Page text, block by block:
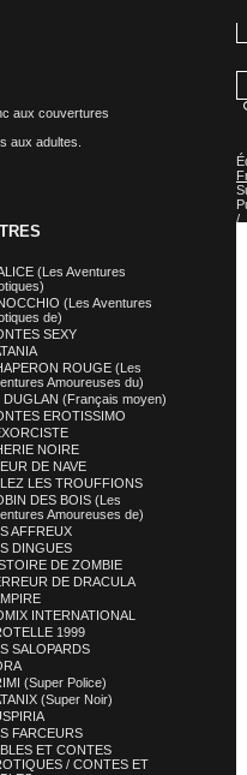
aux couvertures
aux adultes.
/
(Les Aventures
(Les Aventures
de)
SEXY
ROUGE (Les
Amoureuses du)
DUGLAN (Français moyen)
EROTISSIMO
NOIRE
DE NAVE
LES TROUFFIONS
DES BOIS (Les
Amoureuses de)
AFFREUX
DINGUES
DE ZOMBIE
DE DRACULA
INTERNATIONAL
1999
SALOPARDS
(Super Police)
(Super Noir)
FARCEURS
ET CONTES
/ CONTES ET